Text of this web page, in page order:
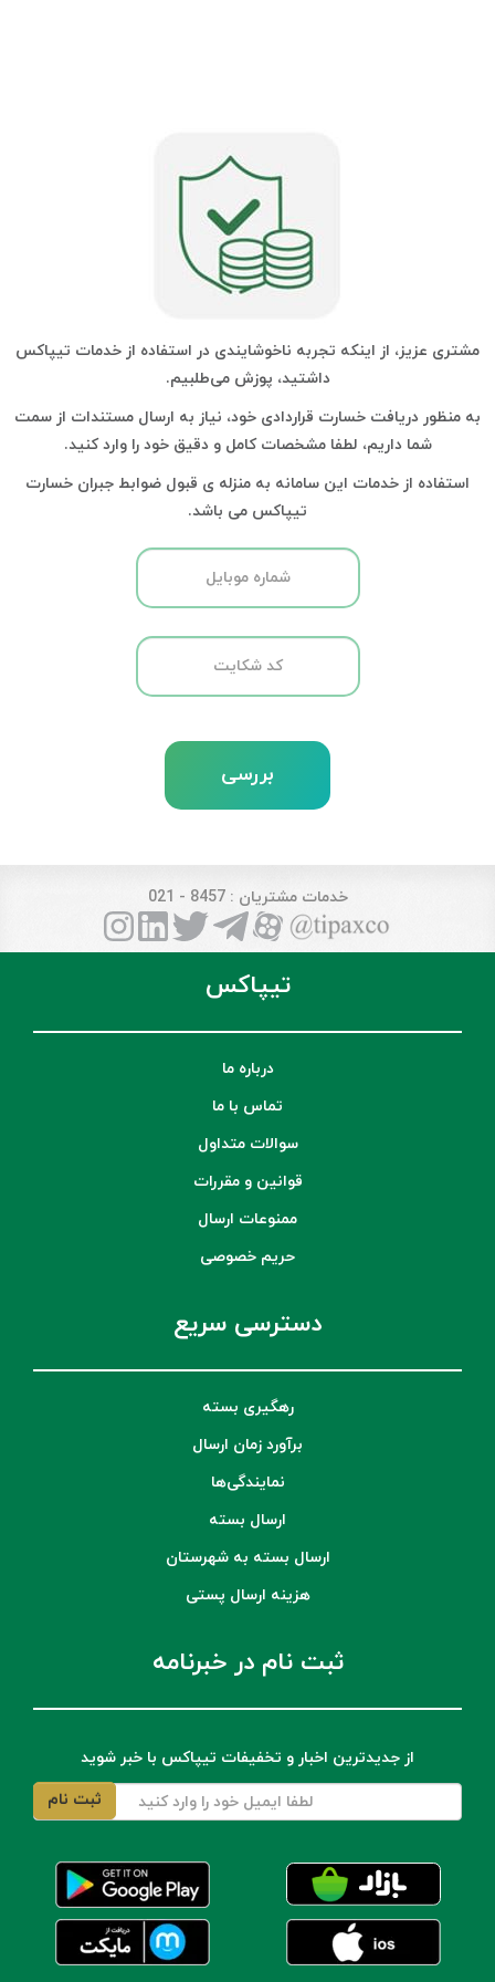
مشتری عزیز، از اینکه تجربه ناخوشایندی در استفاده از خدمات تیپاکس
داشتید، پوزش می‌طلبیم.
به منظور دریافت خسارت قراردادی خود، نیاز به ارسال مستندات از سمت
شما داریم، لطفا مشخصات کامل و دقیق خود را وارد کنید.
استفاده از خدمات این سامانه به منزله ی قبول ضوابط جبران خسارت
تیپاکس می باشد.
بررسی
خدمات مشتریان : 8457 - 021
تیپاکس
درباره ما
تماس با ما
سوالات متداول
قوانین و مقررات
ممنوعات ارسال
حریم خصوصی
دسترسی سریع
رهگیری بسته
برآورد زمان ارسال
نمایندگی‌ها
ارسال بسته
ارسال بسته به شهرستان
هزینه ارسال پستی
ثبت نام در خبرنامه
از جدیدترین اخبار و تخفیفات تیپاکس با خبر شوید